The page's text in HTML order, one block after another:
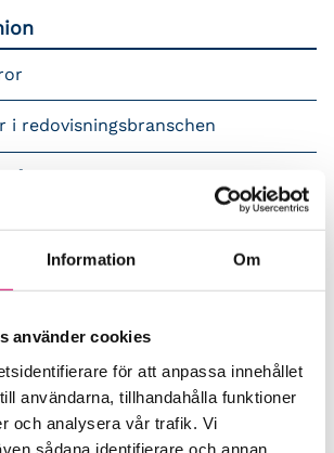
Information Om
använder cookies
för att anpassa innehållet
användarna, tillhandahålla funktioner
och analysera vår trafik. Vi
sådana identifierare och annan
i redovisningsbranschen
våra nyhetsbrev
myndigheter och organisationer
2024 – insikter för hållbart